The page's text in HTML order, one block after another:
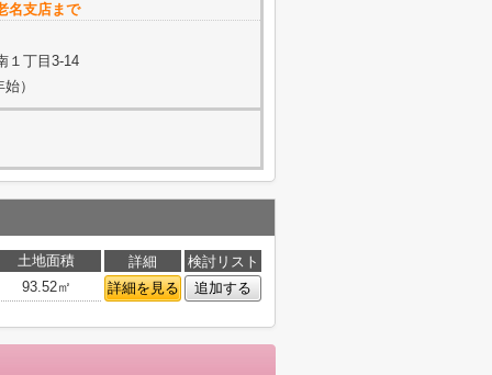
名支店まで
１丁目3-14
）
土地面積 詳細
検討リスト
93.52㎡
詳細を見る 追加する